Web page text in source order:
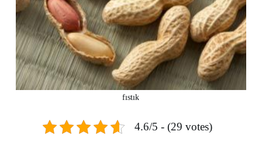
fıstık
4.6/5 - (29 votes)